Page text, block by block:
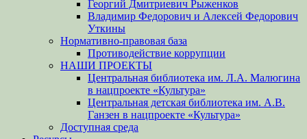
Георгий Дмитриевич Рыженков
Владимир Федорович и Алексей Федорович
Уткины
Нормативно-правовая база
Противодействие коррупции
НАШИ ПРОЕКТЫ
Центральная библиотека им. Л.А. Малюгина
в нацпроекте «Культура»
Центральная детская библиотека им. А.В.
Ганзен в нацпроекте «Культура»
Доступная среда